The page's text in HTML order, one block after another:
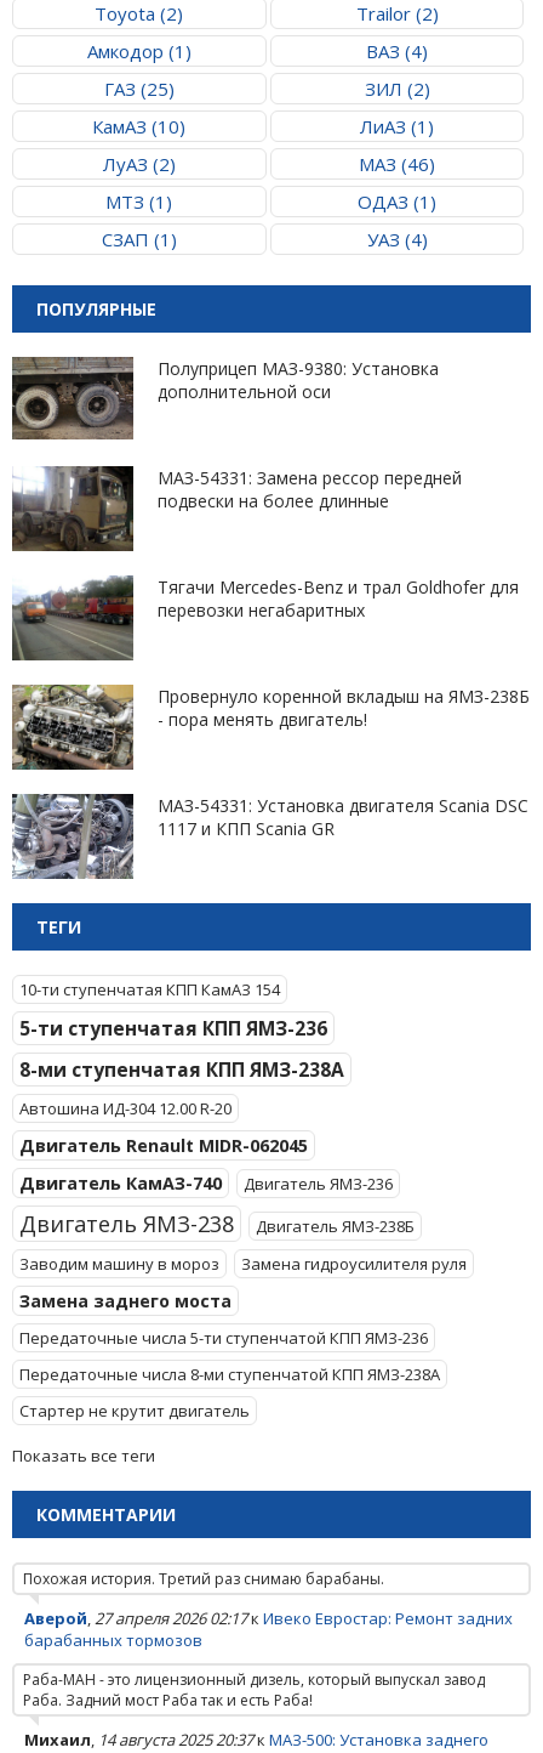
Toyota (2)
Trailor (2)
Амкодор (1)
ВАЗ (4)
ГАЗ (25)
ЗИЛ (2)
КамАЗ (10)
ЛиАЗ (1)
ЛуАЗ (2)
МАЗ (46)
МТЗ (1)
ОДАЗ (1)
СЗАП (1)
УАЗ (4)
ПОПУЛЯРНЫЕ
Полуприцеп МАЗ-9380: Установка
дополнительной оси
МАЗ-54331: Замена рессор передней
подвески на более длинные
Тягачи Mercedes-Benz и трал Goldhofer для
перевозки негабаритных
Провернуло коренной вкладыш на ЯМЗ-238Б
- пора менять двигатель!
МАЗ-54331: Установка двигателя Scania DSC
1117 и КПП Scania GR
ТЕГИ
10-ти ступенчатая КПП КамАЗ 154
5-ти ступенчатая КПП ЯМЗ-236
8-ми ступенчатая КПП ЯМЗ-238А
Автошина ИД-304 12.00 R-20
Двигатель Renault MIDR-062045
Двигатель КамАЗ-740
Двигатель ЯМЗ-236
Двигатель ЯМЗ-238
Двигатель ЯМЗ-238Б
Заводим машину в мороз
Замена гидроусилителя руля
Замена заднего моста
Передаточные числа 5-ти ступенчатой КПП ЯМЗ-236
Передаточные числа 8-ми ступенчатой КПП ЯМЗ-238А
Стартер не крутит двигатель
Показать все теги
КОММЕНТАРИИ
Похожая история. Третий раз снимаю барабаны.
Аверой,27 апреля 2026 02:17к Ивеко Евростар: Ремонт задних
барабанных тормозов
Раба-МАН - это лицензионный дизель, который выпускал завод
Раба. Задний мост Раба так и есть Раба!
Михаил, 14 августа 2025 20:37к МАЗ-500: Установка заднего